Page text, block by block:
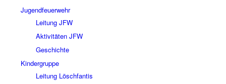
Jugendfeuerwehr
Leitung JFW
Aktivitäten JFW
Geschichte
Kindergruppe
Leitung Löschfantis